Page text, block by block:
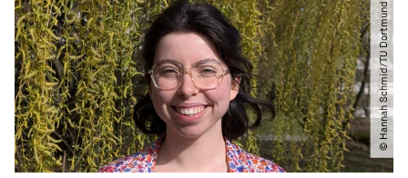
© Hannah Schmid​/​TU Dortmund